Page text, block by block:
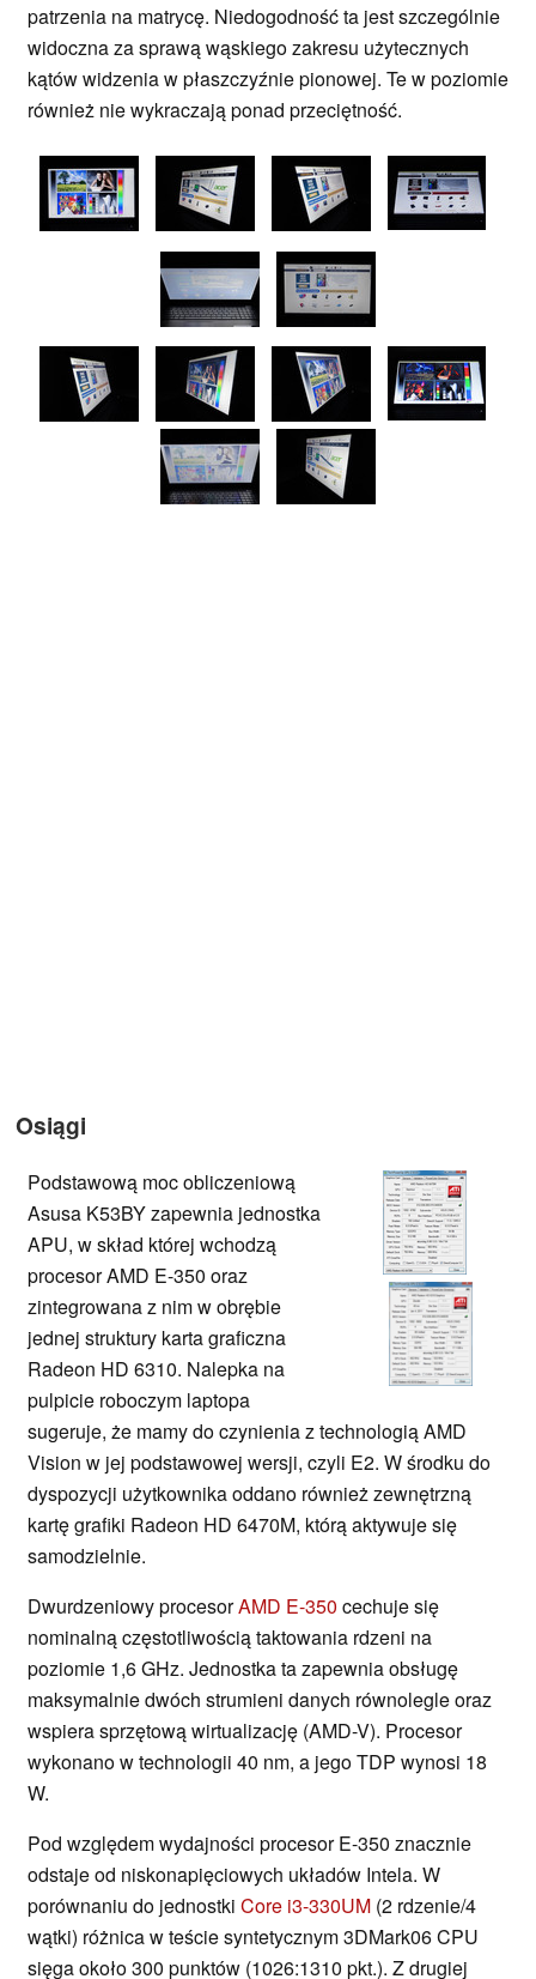
patrzenia na matrycę. Niedogodność ta jest szczególnie
widoczna za sprawą wąskiego zakresu użytecznych
kątów widzenia w płaszczyźnie pionowej. Te w poziomie
również nie wykraczają ponad przeciętność.
Osiągi
Podstawową moc obliczeniową
Asusa K53BY zapewnia jednostka
APU, w skład której wchodzą
procesor AMD E-350 oraz
zintegrowana z nim w obrębie
jednej struktury karta graficzna
Radeon HD 6310. Nalepka na
pulpicie roboczym laptopa
sugeruje, że mamy do czynienia z technologią AMD
Vision w jej podstawowej wersji, czyli E2. W środku do
dyspozycji użytkownika oddano również zewnętrzną
kartę grafiki Radeon HD 6470M, którą aktywuje się
samodzielnie.
Dwurdzeniowy procesorAMD E-350 cechuje się
nominalną częstotliwością taktowania rdzeni na
poziomie 1,6 GHz. Jednostka ta zapewnia obsługę
maksymalnie dwóch strumieni danych równolegle oraz
wspiera sprzętową wirtualizację (AMD-V). Procesor
wykonano w technologii 40 nm, a jego TDP wynosi 18
W.
Pod względem wydajności procesor E-350 znacznie
odstaje od niskonapięciowych układów Intela. W
porównaniu do jednostki Core i3-330UM (2 rdzenie/4
wątki) różnica w teście syntetycznym 3DMark06 CPU
sięga około 300 punktów (1026:1310 pkt.). Z drugiej